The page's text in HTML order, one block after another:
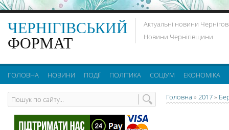
ЧЕРНІГІВСЬКИЙ
ФОРМАТ
Актуальні новини
Новини Чернігівщини
ГОЛОВНА НОВИНИ ПОДІЇ ПОЛІТИКА СОЦІУМ ЕКОНОМІКА
Головна » 2017»